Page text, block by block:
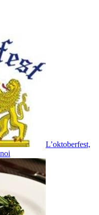
L’oktoberfest,